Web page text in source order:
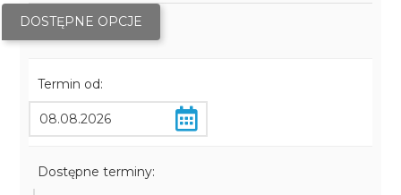
DOSTĘPNE OPCJE
Termin od:
Dostępne terminy: